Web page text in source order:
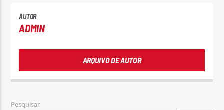
AUTOR
ADMIN
ARQUIVO DE AUTOR
Pesquisar